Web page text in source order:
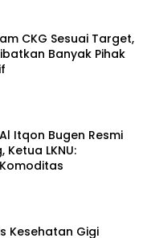
CKG Sesuai Target,
Banyak Pihak
Itqon Bugen Resmi
LKNU:
Kesehatan Gigi